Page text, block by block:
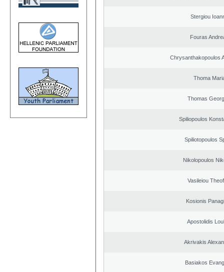
Stergiou
Fouras
Chrysanthakopoulos
Thoma
Thomas
Spiliopoulos
Spiliotopoulos
Nikolopoulos
Vasileiou
Kosionis
Apostolidis
Akrivakis
Basiakos